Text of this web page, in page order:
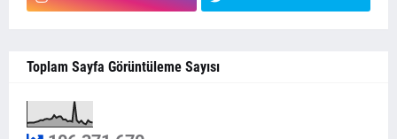
Toplam Sayfa Görüntüleme Sayısı